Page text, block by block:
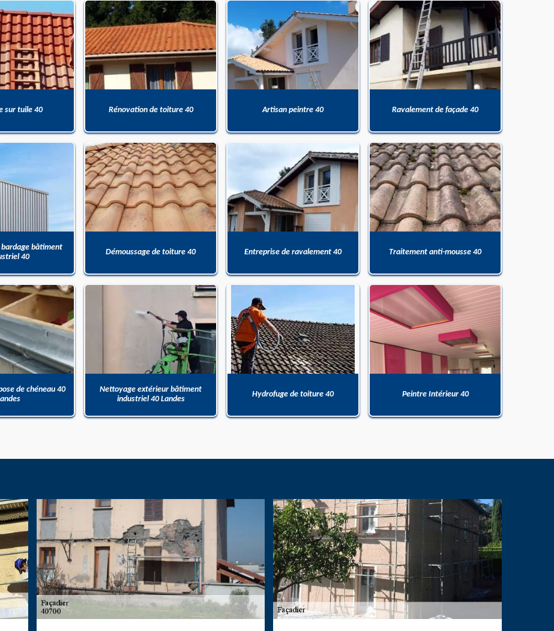
sur tuile 40 Rénovation de toiture 40 Artisan peintre 40 Ravalement de façade 40
bâtiment
40
Démoussage de toiture 40 Entreprise de ravalement 40 Traitement anti-mousse 40
de chéneau 40
Nettoyage extérieur bâtiment
industriel 40 Landes
Hydrofuge de toiture 40 Peintre Intérieur 40